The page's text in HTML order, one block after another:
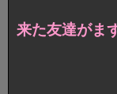
来た友達がま